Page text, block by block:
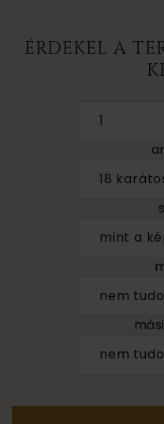
ÉRDEKEL A
1
18
mint a
nem
nem